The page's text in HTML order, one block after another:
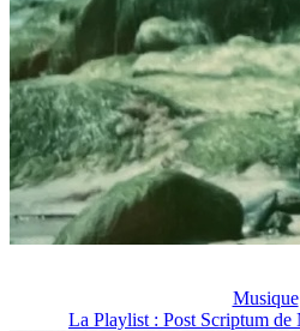
Musique
La Playlist : Post Scriptum